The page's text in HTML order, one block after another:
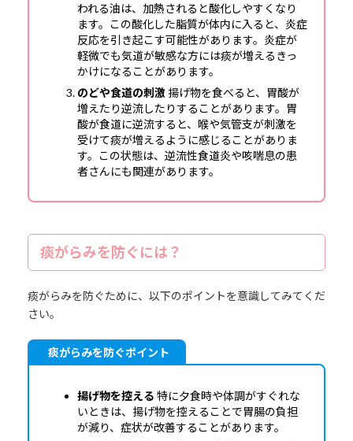
われる油は、加熱されると酸化しやすくなり
ます。この酸化した脂質が体内に入ると、炎症
反応を引き起こす可能性があります。炎症が
軽微でも気道が敏感な方には痰が増えるきっ
かけになることがあります。
のどや食道の刺激 揚げ物を食べると、胃酸が
増えたり逆流したりすることがあります。胃
酸が食道に逆流すると、喉や気管支が刺激を
受けて痰が増えるように感じることがありま
す。この状態は、逆流性食道炎や咳喘息の患
者さんにも関連があります。
痰がらみを防ぐには？
痰がらみを防ぐために、以下のポイントを意識してみてくだ
さい。
痰がらみを防ぐポイント
揚げ物を控える 特に夕食時や体調がすぐれな
いときは、揚げ物を控えることで胃腸の負担
が減り、症状が改善することがあります。